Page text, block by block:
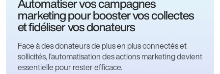
Automatiser vos campagnes
marketing pour booster vos collectes
et fidéliser vos donateurs
Face à des donateurs de plus en plus connectés et
sollicités, l’automatisation des actions marketing devient
essentielle pour rester efficace.